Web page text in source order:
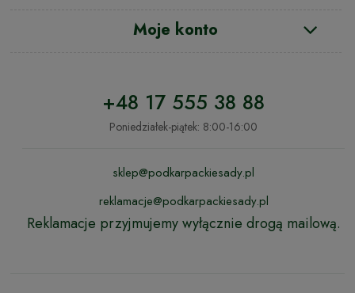
Moje konto
+48 17 555 38 88
Poniedziałek-piątek: 8:00-16:00
sklep@podkarpackiesady.pl
reklamacje@podkarpackiesady.pl
Reklamacje przyjmujemy wyłącznie drogą mailową.